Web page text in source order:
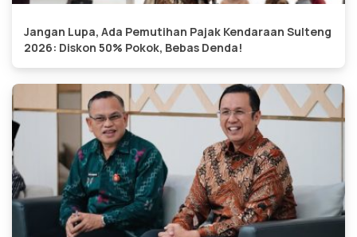
Jangan Lupa, Ada Pemutihan Pajak Kendaraan Sulteng
2026: Diskon 50% Pokok, Bebas Denda!